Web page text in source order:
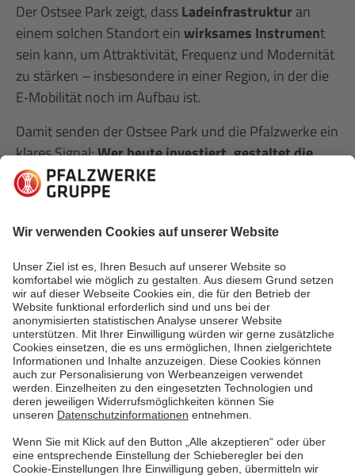
Der Ostsee Park zeigt, dassLadeinfrastrukturan
einem solchen Standort einwirksames Instrument
sein kann, um Attraktivität, Frequenz und Modernität
zu stärken – insbesondere in einer Region, in der die
E‑Mobilität noch im Aufbau ist.
Damit senden der Ostsee Park und die Pfalzwerke ein
klares Signal:Wer heute investiert, gestaltet die
Mobilitätswende aktiv mit und schafft zugleich
handfeste Vorteile für Kundschaft, Center
gesamte Region.